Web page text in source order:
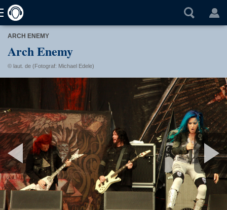
ARCH ENEMY
Arch Enemy
© laut. de (Fotograf: Michael Edele)